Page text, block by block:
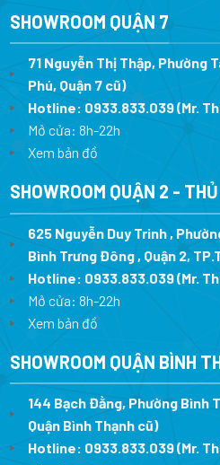
SHOWROOM QUẬN 7
71 Nguyễn Thị Thập, Phường
Phú, Quận 7 cũ)
Hotline: 0933.833.039(Mr.
Mở cửa: 8h-22h
Xem bản đồ
SHOWROOM QUẬN 2 -
625 Nguyễn Duy Trinh ,
Bình Trưng Đông , Quận 2,
Hotline: 0933.833.039(Mr.
Mở cửa: 8h-22h
Xem bản đồ
SHOWROOM QUẬN BÌNH
144 Bạch Đằng, Phường Bình
Quận Bình Thạnh cũ)
Hotline: 0933.833.039(Mr.